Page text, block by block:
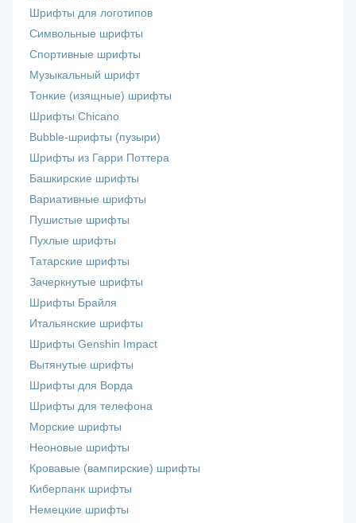
Шрифты для логотипов
Символьные шрифты
Спортивные шрифты
Музыкальный шрифт
Тонкие (изящные) шрифты
Шрифты Chicano
Bubble-шрифты (пузыри)
Шрифты из Гарри Поттера
Башкирские шрифты
Вариативные шрифты
Пушистые шрифты
Пухлые шрифты
Татарские шрифты
Зачеркнутые шрифты
Шрифты Брайля
Итальянские шрифты
Шрифты Genshin Impact
Вытянутые шрифты
Шрифты для Ворда
Шрифты для телефона
Морские шрифты
Неоновые шрифты
Кровавые (вампирские) шрифты
Киберпанк шрифты
Немецкие шрифты